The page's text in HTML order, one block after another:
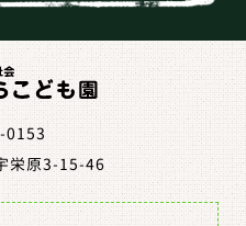
0153
栄原3-15-46